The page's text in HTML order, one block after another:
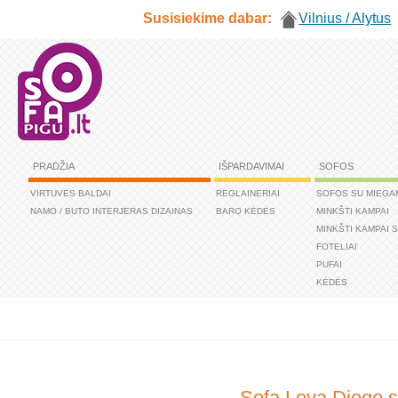
Susisiekime dabar: Vilnius / Alytus
PRADŽIA
VIRTUVĖS BALDAI
NAMO / BUTO INTERJERAS DIZAINAS
IŠPARDAVIMAI
REGLAINERIAI
BARO KĖDĖS
SOFOS
SOFOS SU
MINKŠTI KAMPAI
MINKŠTI KAMPAI
FOTELIAI
PUFAI
KĖDĖS